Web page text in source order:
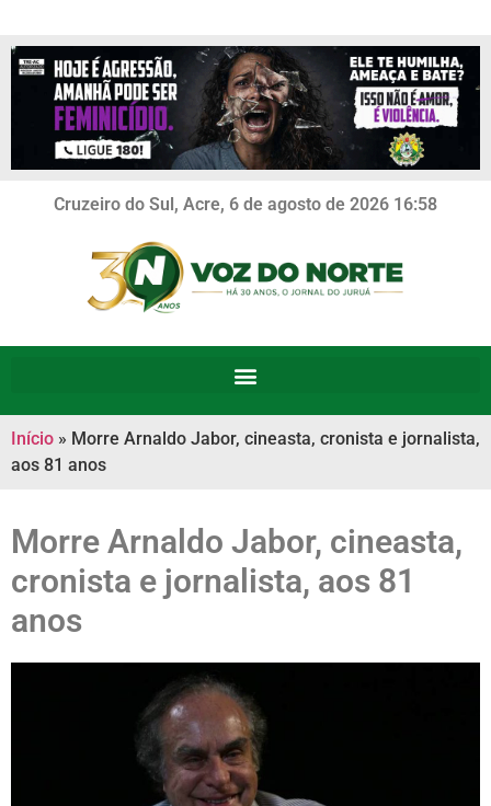
Cruzeiro do Sul, Acre, 6 de agosto de 2026 16:58
Início » Morre Arnaldo Jabor, cineasta, cronista e jornalista,
aos 81 anos
Morre Arnaldo Jabor, cineasta,
cronista e jornalista, aos 81
anos